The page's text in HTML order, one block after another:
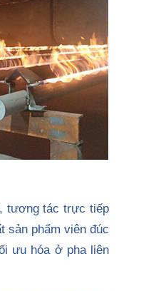
tương tác trực tiếp
sản phẩm viên đúc
ưu hóa ở pha liên